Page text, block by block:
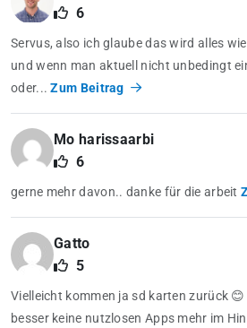
6
Servus, also ich glaube das wird alles
und wenn man aktuell nicht unbedingt
oder...Zum Beitrag
Mo harissaarbi
6
gerne mehr davon.. danke für die arbeit
Gatto
5
Vielleicht kommen ja sd karten zurück
besser keine nutzlosen Apps mehr im